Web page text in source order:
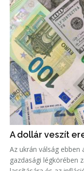
A dollár veszít
Az ukrán válság
gazdasági légkörében